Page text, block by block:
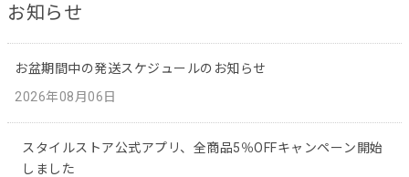
お知らせ
お盆期間中の発送スケジュールのお知らせ
2026年08月06日
スタイルストア公式アプリ、全商品5％OFFキャンペーン開始
しました